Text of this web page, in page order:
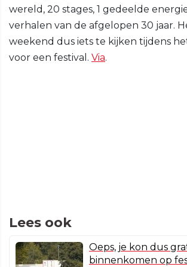
wereld, 20 stages, 1 gedeelde
verhalen van de afgelopen 30 jaar.
weekend dus iets te kijken tijdens
voor een festival. Via.
Lees ook
Oeps, je kon dus
binnenkomen op